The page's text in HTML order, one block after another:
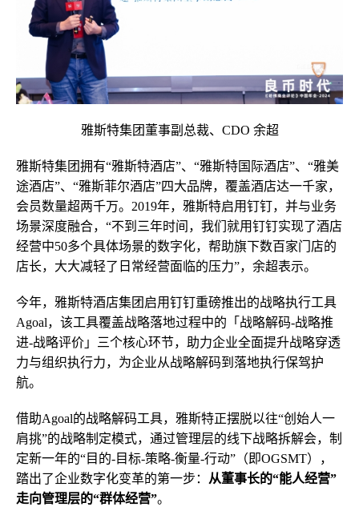
雅斯特集团董事副总裁、CDO 余超
雅斯特集团拥有“雅斯特酒店”、“雅斯特国际酒店”、“雅美
途酒店”、“雅斯菲尔酒店”四大品牌，覆盖酒店达一千家，
会员数量超两千万。2019年，雅斯特启用钉钉，并与业务
场景深度融合，“不到三年时间，我们就用钉钉实现了酒店
经营中50多个具体场景的数字化，帮助旗下数百家门店的
店长，大大减轻了日常经营面临的压力”，余超表示。
今年，雅斯特酒店集团启用钉钉重磅推出的战略执行工具
Agoal，该工具覆盖战略落地过程中的「战略解码-战略推
进-战略评价」三个核心环节，助力企业全面提升战略穿透
力与组织执行力，为企业从战略解码到落地执行保驾护
航。
借助Agoal的战略解码工具，雅斯特正摆脱以往“创始人一
肩挑”的战略制定模式，通过管理层的线下战略拆解会，制
定新一年的“目的-目标-策略-衡量-行动”（即OGSMT），
踏出了企业数字化变革的第一步： 从董事长的“能人经营”
走向管理层的“群体经营”。